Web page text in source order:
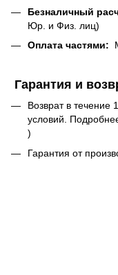
Безналичный
Юр. и Физ. лиц)
Оплата частями:
Гарантия и
Возврат в течение
условий.
)
Гарантия от